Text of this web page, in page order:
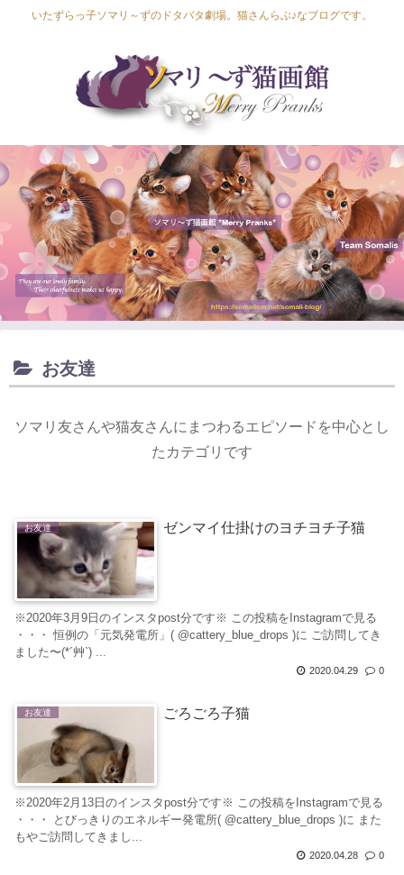
いたずらっ子ソマリ～ずのドタバタ劇場。猫さんらぶ♪なブログです。
Lapis Luna
Lucia Lino
Lycka Leal
Laula
お友達
ソマリ友さんや猫友さんにまつわるエピソードを中心とし
たカテゴリです
お友達 ゼンマイ仕掛けのヨチヨチ子猫
※2020年3月9日のインスタpost分です※ この投稿をInstagramで見る
・・・ 恒例の「元気発電所」( @cattery_blue_drops )に ご訪問してき
ました〜(*´艸`) ...
2020.04.29 0
お友達 ごろごろ子猫
※2020年2月13日のインスタpost分です※ この投稿をInstagramで見る
・・・ とびっきりのエネルギー発電所( @cattery_blue_drops )に また
もやご訪問してきまし...
2020.04.28 0